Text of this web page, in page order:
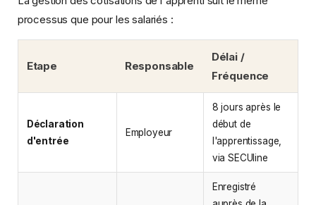
processus que pour les salariés :
Etape Responsable
Délai /
Fréquence
Déclaration
d'entrée
Employeur
8 jours après le
début de
l'apprentissage,
via SECUline
Enregistré